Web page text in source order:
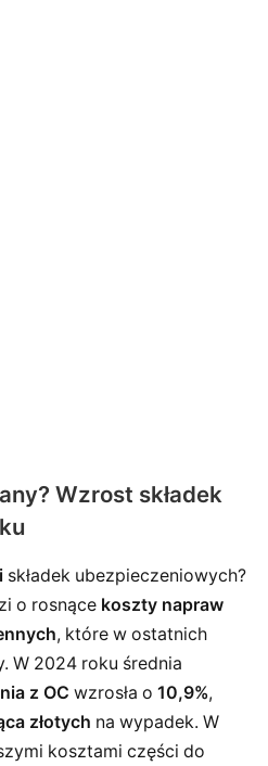
Wzrost składek
składek ubezpieczeniowych?
o rosnące koszty napraw
, które w ostatnich
W 2024 roku średnia
z OC wzrosła o 10,9%,
złotych na wypadek. W
kosztami części do